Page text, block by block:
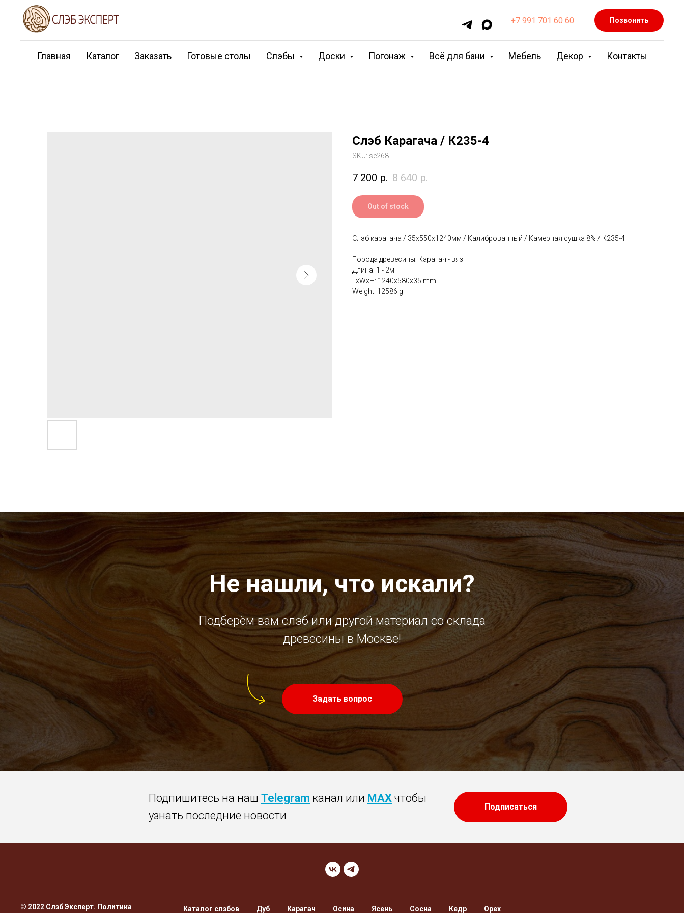
+7 991 701 60 60 Позвонить
Главная Каталог Заказать Готовые столы Слэбы Доски Погонаж Всё для бани Мебель Декор Контакты
Слэб Карагача / К235-4
SKU: se268
7 200 р. 8 640 р.
Out of stock
Слэб карагача / 35х550х1240мм / Калиброванный / Камерная сушка 8% / К235-4
Порода древесины: Карагач - вяз
Длина: 1 - 2м
LxWxH: 1240x580x35 mm
Weight: 12586 g
Не нашли, что искали?
Подберём вам слэб или другой материал со склада
древесины в Москве!
Задать вопрос
Подпишитесь на наш Telegram канал или MAX чтобы
узнать последние новости
Подписаться
© 2022 Слэб Эксперт. Политика
Каталог слэбов Дуб Карагач Осина Ясень Сосна Кедр Орех